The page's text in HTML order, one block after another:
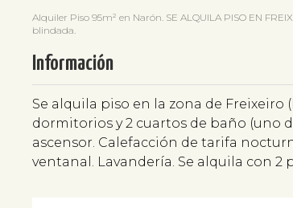
Alquiler Piso 95m² en Narón. SE ALQUILA PISO EN
blindada.
Información
Se alquila piso en la zona de Freixeiro
dormitorios y 2 cuartos de baño (uno
ascensor. Calefacción de tarifa
ventanal. Lavandería. Se alquila con 2